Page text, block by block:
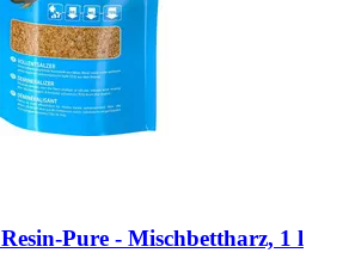
Resin-​Pure -​ Mischbettharz, 1 l